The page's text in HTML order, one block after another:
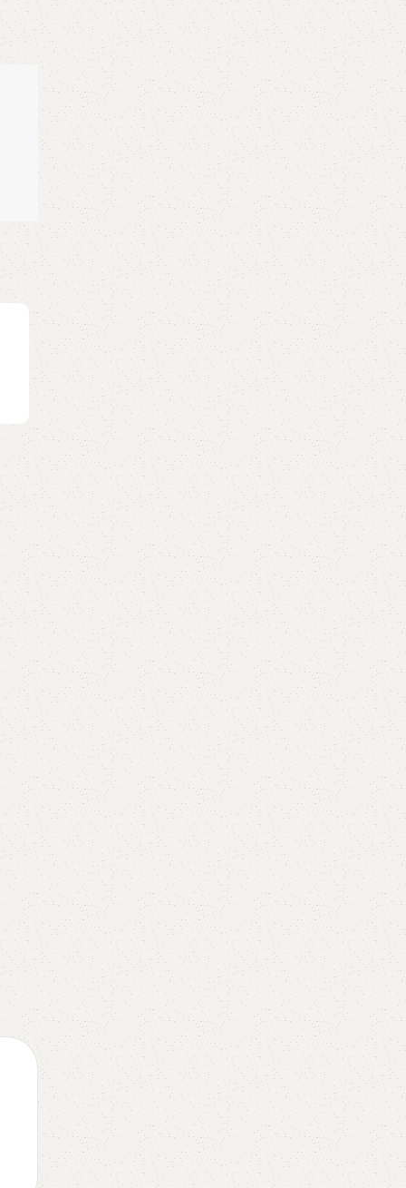
GUITAR GUITAR TAB
눈의 꽃 Yuki No Hana (Nakashima Mika) –
Guitar by Sungha Jung
Posted by GuitarShare 0
Tab PDF (Google Drive) (adsbygoogle =
window.adsbygoogle || ).push({}); All Tabs
Su...
Continue reading